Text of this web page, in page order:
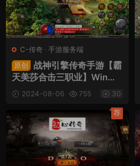
C-传奇 · 手游服务端
原创
战神引擎传奇手游【霸
天美莎合击三职业】Win一
键服务端+安卓苹果双端+G
M授权物品后台+视频架设教
2024-08-06 755 30
荐